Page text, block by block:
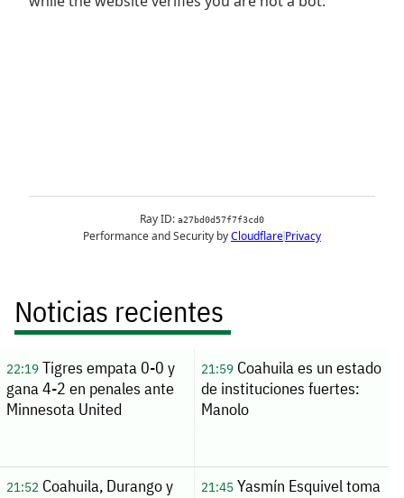
Noticias recientes
22:19Tigres empata 0-0 y
gana 4-2 en penales ante
Minnesota United
21:59Coahuila es un estado
de instituciones fuertes:
Manolo
21:52Coahuila, Durango y
21:45Yasmín Esquivel toma